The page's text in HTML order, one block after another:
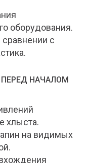
оборудования.
с
ПЕРЕД НАЧАЛОМ
хлыста.
на видимых